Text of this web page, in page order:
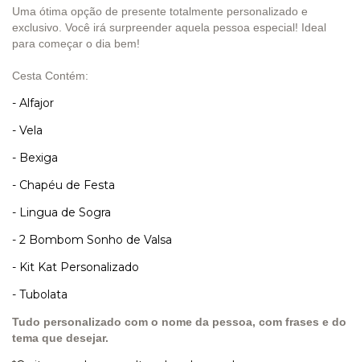
Uma ótima opção de presente totalmente personalizado e
exclusivo. Você irá surpreender aquela pessoa especial! Ideal
para começar o dia bem!
Cesta Contém:
- Alfajor
- Vela
- Bexiga
- Chapéu de Festa
- Lingua de Sogra
- 2 Bombom Sonho de Valsa
- Kit Kat Personalizado
- Tubolata
Tudo personalizado com o nome da pessoa, com frases e do
tema que desejar.